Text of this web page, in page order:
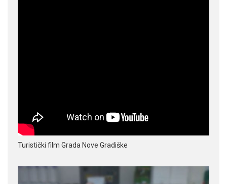
Turistički film Grada Nove Gradiške